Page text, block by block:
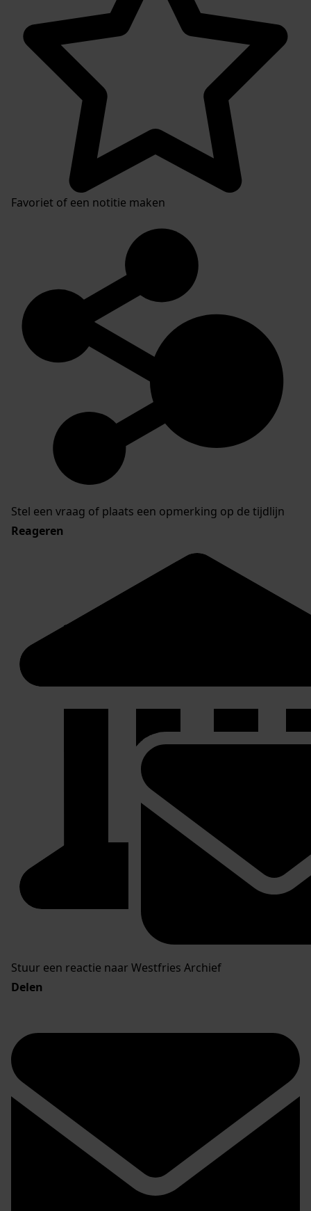
Favoriet of een notitie maken
Stel een vraag of plaats een opmerking op de tijdlijn
Reageren
Stuur een reactie naar Westfries Archief
Delen